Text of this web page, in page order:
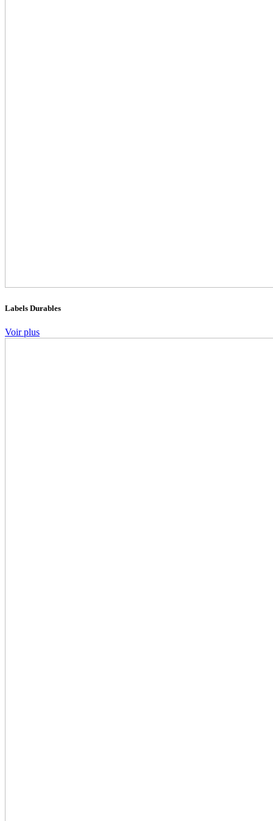
Labels Durables
Voir plus